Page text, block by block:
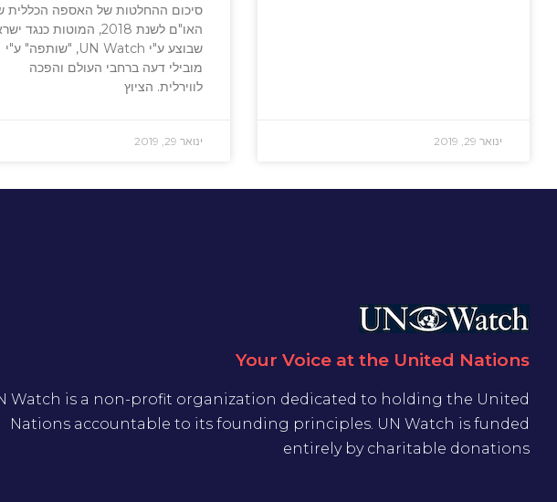
ינואר 29, 2019
סיכום ההחלטות של האספה הכללית
האו"ם לשנת 2018, המוטות כנגד
שבוצע ע"י UN Watch, "שותפה" ע"י
מובילי דעה ברחבי העולם והפכה
לווירלית. הציוץ
ינואר 29, 2019
Your Voice at the United Nations
Watch is a non-profit organization dedicated to holding the United
Nations accountable to its founding principles. UN Watch is funded
entirely by charitable donations